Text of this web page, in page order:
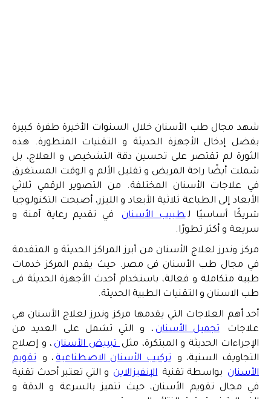
شهد مجال طب الأسنان خلال السنوات الأخيرة طفرة كبيرة
بفضل إدخال الأجهزة الحديثة و التقنيات المتطورة. هذه
الثورة لم تقتصر على تحسين دقة التشخيص و العلاج، بل
شملت أيضًا راحة المريض و تقليل الألم و الوقت المستغرق
في علاجات الأسنان المختلفة. من التصوير الرقمي ثلاثي
الأبعاد إلى الطباعة ثلاثية الأبعاد و الليزر، أصبحت التكنولوجيا
شريكًا أساسيًا ل طبيب الأسنان
في تقديم رعاية آمنة و
سريعة و أكثر تطورًا.
مركز وندرز لعلاج الأسنان من أبرز المراكز الحديثة و المتقدمة
في مجال طب الأسنان فى مصر. حيث يقدم المركز خدمات
طبية متكاملة و فعالة، باستخدام أحدث الأجهزة الحديثة فى
طب الاسنان و التقنيات الطبية الحديثة.
أحد أهم العلاجات التي يقدمها مركز وندرز لعلاج الأسنان هي
علاجات
تجميل الأسنان ، و التي تشمل على العديد من
الإجراءات الحديثة و المبتكرة، مثل تبييض الأسنان ، و إصلاح
التجاويف السنية، و
تركيب الأسنان الاصطناعية ، و
تقويم
الأسنان بواسطة تقنية الإنفيزالاين و التي تعتبر أحدث تقنية
في مجال تقويم الأسنان، حيث تتميز بالسرعة و الدقة و